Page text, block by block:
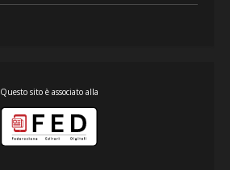
Questo sito è associato alla